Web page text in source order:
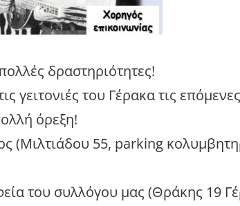
δραστηριότητες!
του Γέρακα τις
όρεξη!
(Μιλτιάδου 55, parking
του συλλόγου μας (Θράκης 19